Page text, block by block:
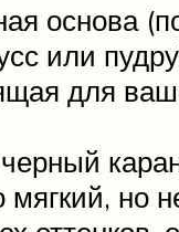
основа
или
для
мягкий, но